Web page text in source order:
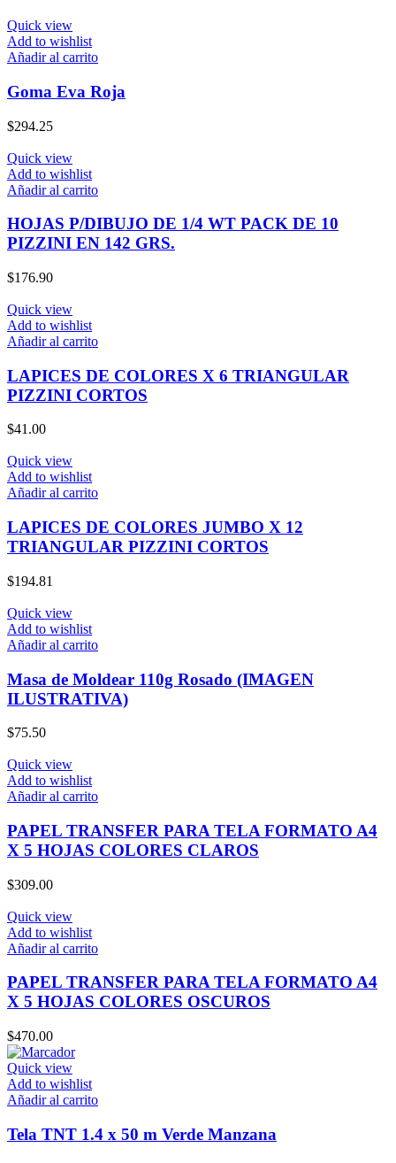
Quick view
Add to wishlist
Añadir al carrito
Goma Eva Roja
$294.25
Quick view
Add to wishlist
Añadir al carrito
HOJAS P/DIBUJO DE 1/4 WT PACK DE 10
PIZZINI EN 142 GRS.
$176.90
Quick view
Add to wishlist
Añadir al carrito
LAPICES DE COLORES X 6 TRIANGULAR
PIZZINI CORTOS
$41.00
Quick view
Add to wishlist
Añadir al carrito
LAPICES DE COLORES JUMBO X 12
TRIANGULAR PIZZINI CORTOS
$194.81
Quick view
Add to wishlist
Añadir al carrito
Masa de Moldear 110g Rosado (IMAGEN
ILUSTRATIVA)
$75.50
Quick view
Add to wishlist
Añadir al carrito
PAPEL TRANSFER PARA TELA FORMATO A4
X 5 HOJAS COLORES CLAROS
$309.00
Quick view
Add to wishlist
Añadir al carrito
PAPEL TRANSFER PARA TELA FORMATO A4
X 5 HOJAS COLORES OSCUROS
$470.00
Quick view
Add to wishlist
Añadir al carrito
Tela TNT 1.4 x 50 m Verde Manzana